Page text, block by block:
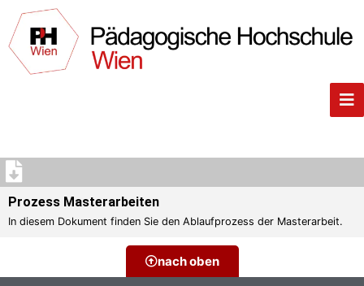
Prozess Masterarbeiten
In diesem Dokument finden Sie den Ablaufprozess der Masterarbeit.
nach oben